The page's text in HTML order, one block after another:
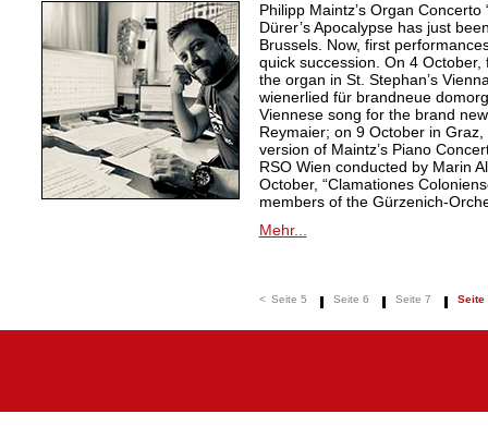
Philipp Maintz’s Organ
Dürer’s Apocalypse has just
Brussels. Now, first
quick succession. On 4
the organ in St. Stephan’s
wienerlied für brandneue
Viennese song for the brand
Reymaier; on 9 October in
version of Maintz’s Piano
RSO Wien conducted by Marin
October, “Clamationes
members of the Gürzenich-
Mehr...
< Seite 5 Seite 6 Seite 7 Seite